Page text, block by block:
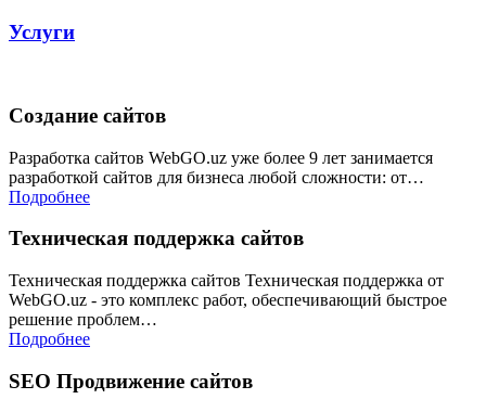
Услуги
Создание сайтов
Разработка сайтов WebGO.uz уже более 9 лет занимается
разработкой сайтов для бизнеса любой сложности: от…
Подробнее
Техническая поддержка сайтов
Техническая поддержка сайтов Техническая поддержка от
WebGO.uz - это комплекс работ, обеспечивающий быстрое
решение проблем…
Подробнее
SEO Продвижение сайтов